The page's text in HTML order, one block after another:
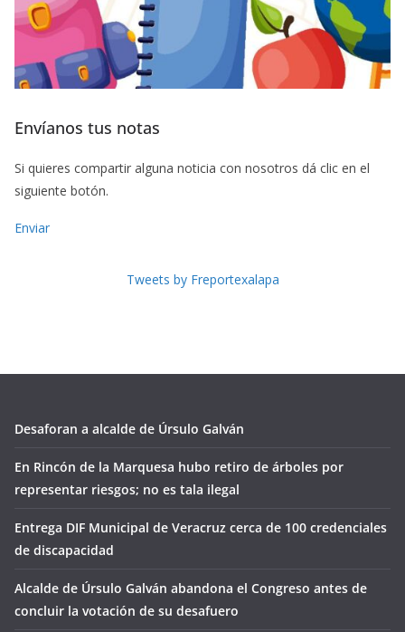
Envíanos tus notas
Si quieres compartir alguna noticia con nosotros dá clic en el
siguiente botón.
Enviar
Tweets by Freportexalapa
Desaforan a alcalde de Úrsulo Galván
En Rincón de la Marquesa hubo retiro de árboles por
representar riesgos; no es tala ilegal
Entrega DIF Municipal de Veracruz cerca de 100 credenciales
de discapacidad
Alcalde de Úrsulo Galván abandona el Congreso antes de
concluir la votación de su desafuero